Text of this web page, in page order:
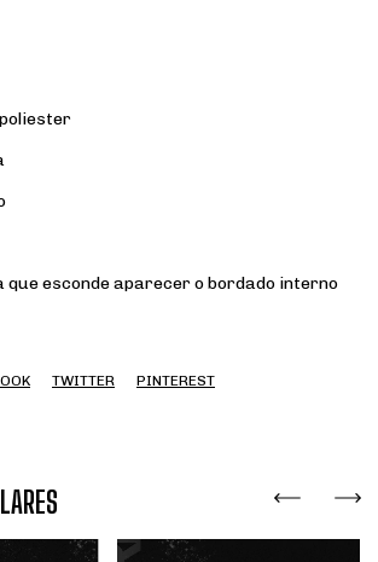
que esconde aparecer o bordado interno
TWITTER PINTEREST